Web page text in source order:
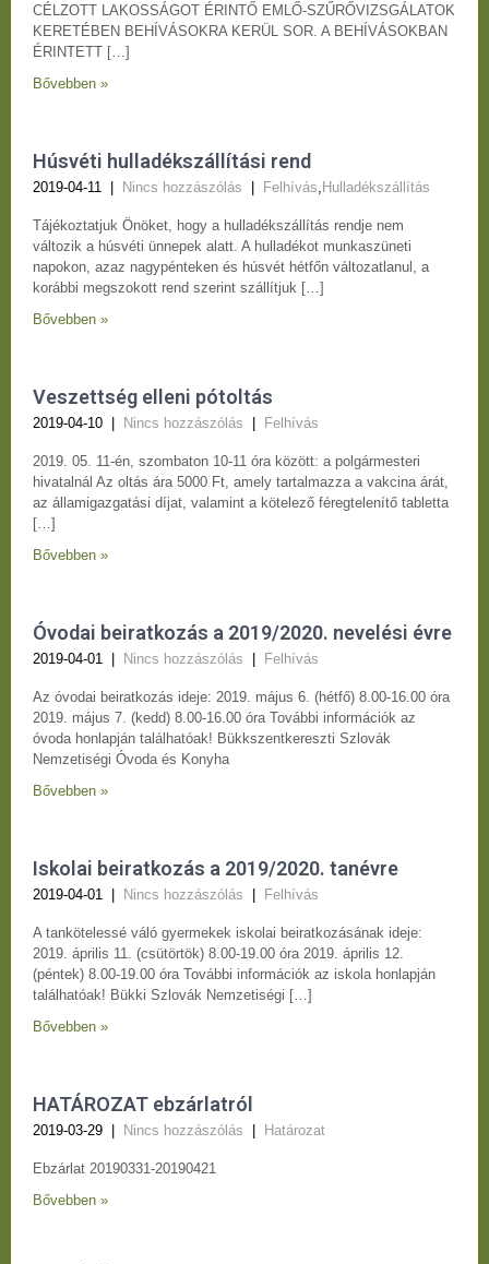
CÉLZOTT LAKOSSÁGOT ÉRINTŐ EMLŐ-SZŰRŐVIZSGÁLATOK
KERETÉBEN BEHÍVÁSOKRA KERÜL SOR. A BEHÍVÁSOKBAN
ÉRINTETT […]
Bővebben »
Húsvéti hulladékszállítási rend
2019-04-11 | Nincs hozzászólás | Felhívás Hulladékszállítás
Tájékoztatjuk Önöket, hogy a hulladékszállítás rendje nem
változik a húsvéti ünnepek alatt. A hulladékot munkaszüneti
napokon, azaz nagypénteken és húsvét hétfőn változatlanul, a
korábbi megszokott rend szerint szállítjuk […]
Bővebben »
Veszettség elleni pótoltás
2019-04-10 | Nincs hozzászólás | Felhívás
2019. 05. 11-én, szombaton 10-11 óra között: a polgármesteri
hivatalnál Az oltás ára 5000 Ft, amely tartalmazza a vakcina árát,
az államigazgatási díjat, valamint a kötelező féregtelenítő tabletta
[…]
Bővebben »
Óvodai beiratkozás a 2019/2020. nevelési évre
2019-04-01 | Nincs hozzászólás | Felhívás
Az óvodai beiratkozás ideje: 2019. május 6. (hétfő) 8.00-16.00 óra
2019. május 7. (kedd) 8.00-16.00 óra További információk az
óvoda honlapján találhatóak! Bükkszentkereszti Szlovák
Nemzetiségi Óvoda és Konyha
Bővebben »
Iskolai beiratkozás a 2019/2020. tanévre
2019-04-01 | Nincs hozzászólás | Felhívás
A tankötelessé váló gyermekek iskolai beiratkozásának ideje:
2019. április 11. (csütörtök) 8.00-19.00 óra 2019. április 12.
(péntek) 8.00-19.00 óra További információk az iskola honlapján
találhatóak! Bükki Szlovák Nemzetiségi […]
Bővebben »
HATÁROZAT ebzárlatról
2019-03-29 | Nincs hozzászólás | Határozat
Ebzárlat 20190331-20190421
Bővebben »